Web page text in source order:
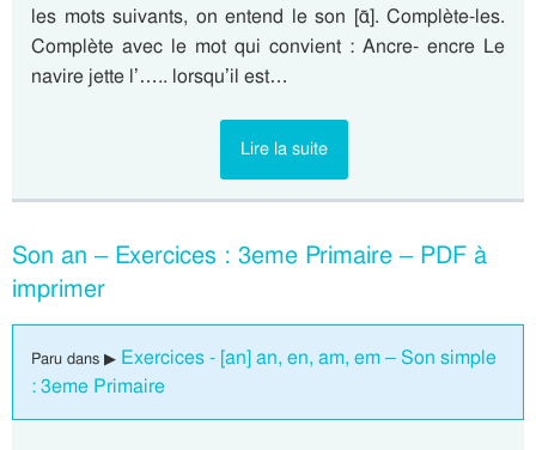
les mots suivants, on entend le son [ɑ̃]. Complète-les.
Complète avec le mot qui convient : Ancre- encre Le
navire jette l’….. lorsqu’il est…
Lire la suite
Son an – Exercices : 3eme Primaire – PDF à
imprimer
Paru dans ▶ Exercices - [an] an, en, am, em – Son simple
: 3eme Primaire